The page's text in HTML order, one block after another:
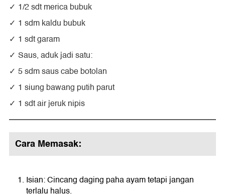
1/2 sdt merica bubuk
1 sdm kaldu bubuk
1 sdt garam
Saus, aduk jadi satu:
5 sdm saus cabe botolan
1 siung bawang putih parut
1 sdt air jeruk nipis
Cara Memasak:
Isian: Cincang daging paha ayam tetapi jangan
terlalu halus.